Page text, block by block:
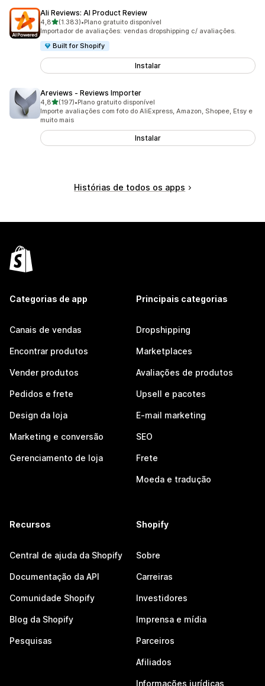
Ali Reviews: AI Product Review
4,8de 5 estrelas
(1.383)
1383 avaliações ao todo
•Plano gratuito disponível
Importador de avaliações: vendas dropshipping c/ avaliações.
Built for Shopify
Instalar
Areviews ‑ Reviews Importer
4,8de 5 estrelas
(197)
197 avaliações ao todo
•Plano gratuito disponível
Importe avaliações com foto do AliExpress, Amazon, Shopee, Etsy e
muito mais
Instalar
Histórias de todos os apps
Categorias de app
Canais de vendas
Encontrar produtos
Vender produtos
Pedidos e frete
Design da loja
Marketing e conversão
Gerenciamento de loja
Principais categorias
Dropshipping
Marketplaces
Avaliações de produtos
Upsell e pacotes
E-mail marketing
SEO
Frete
Moeda e tradução
Recursos
Central de ajuda da Shopify
Documentação da API
Comunidade Shopify
Blog da Shopify
Pesquisas
Shopify
Sobre
Carreiras
Investidores
Imprensa e mídia
Parceiros
Afiliados
Informações jurídicas